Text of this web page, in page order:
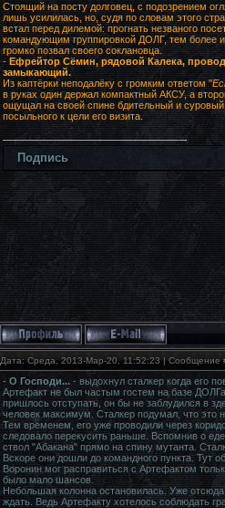
Стоящий на посту долговец, с подозрением
лишь усилилась, но, судя по словам этого
встал перед дилемой: прогнать незваного
командующим группировкой ДОЛГ, тем более
громко позвал своего соклановца.
- Ефрейтор Сёмин, рядовой Калека,
замыкающий.
Из каптёрки неподалёку с громким ответом "
в руках один держал компактный АКСУ, а
ощущал на своей спине бдительный и суровый
посыльного к цели его визита.
Подпись
Дата: Среда, 2013-Мар-20, 11:52:23 | Сообщение
-О Господи...- выдохнул сталкер когда его
Артефакт не был частым гостем на базе
пришлось отступать, он бы не заблудился в
человек максимум. Сталкер подумал, что это
Тем временем, его уже проводили через
следовало перекусить раньше. Вспомнив о
ствол "Абакана" прямо на спину мутанта.
Вскоре они дошли до командного пункта. Тут
Воронин мог расправиться с Артефактом
было мало шансов.
Небольшая колонна остановилась. Уже
ждать. Ведь Артефакту хотелось соблюдать